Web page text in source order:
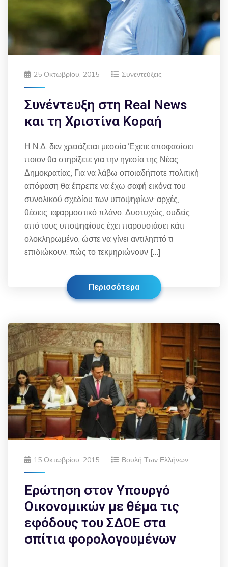
25 Οκτωβρίου, 2015 Συνεντεύξεις
Συνέντευξη στη Real News
και τη Χριστίνα Κοραή
Η Ν.Δ. δεν χρειάζεται μεσσία Έχετε αποφασίσει
ποιον θα στηρίξετε για την ηγεσία της Νέας
Δημοκρατίας; Για να λάβω οποιαδήποτε πολιτική
απόφαση θα έπρεπε να έχω σαφή εικόνα του
συνολικού σχεδίου των υποψηφίων: αρχές,
θέσεις, εφαρμοστικό πλάνο. Δυστυχώς, ουδείς
από τους υποψηφίους έχει παρουσιάσει κάτι
ολοκληρωμένο, ώστε να γίνει αντιληπτό τι
επιδιώκουν, πώς το τεκμηριώνουν […]
Περισσότερα
15 Οκτωβρίου, 2015 Βουλή Των Ελλήνων
Ερώτηση στον Υπουργό
Οικονομικών με θέμα τις
εφόδους του ΣΔΟΕ στα
σπίτια φορολογουμένων